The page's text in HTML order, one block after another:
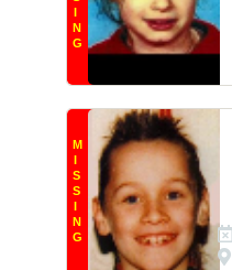
I
N
G
M
I
S
S
I
N
G